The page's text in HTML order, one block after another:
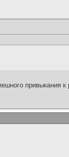
привыкания к